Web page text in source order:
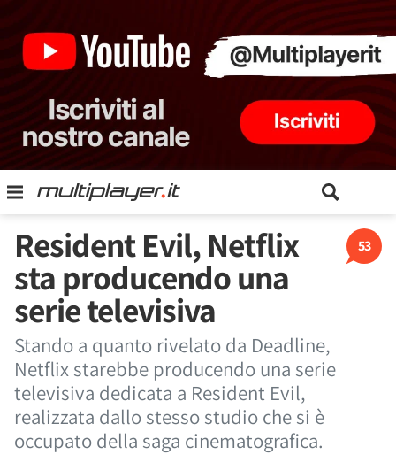
53
Resident Evil, Netflix
sta producendo una
serie televisiva
Stando a quanto rivelato da Deadline,
Netflix starebbe producendo una serie
televisiva dedicata a Resident Evil,
realizzata dallo stesso studio che si è
occupato della saga cinematografica.